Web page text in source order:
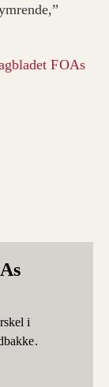
FOAs
i